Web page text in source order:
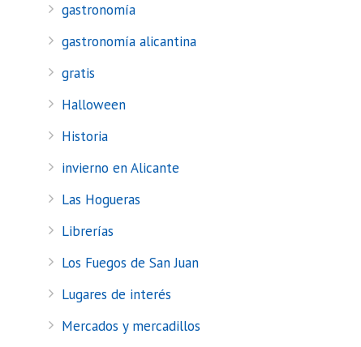
gastronomía
gastronomía alicantina
gratis
Halloween
Historia
invierno en Alicante
Las Hogueras
Librerías
Los Fuegos de San Juan
Lugares de interés
Mercados y mercadillos